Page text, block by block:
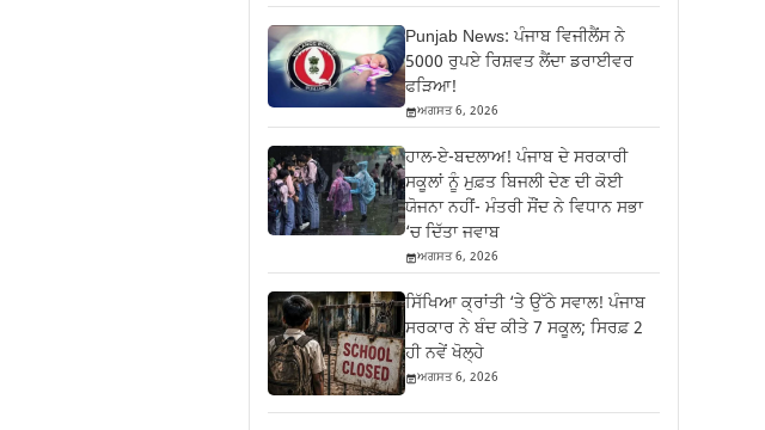
Punjab News: ਪੰਜਾਬ ਵਿਜੀਲੈਂਸ ਨੇ
5000 ਰੁਪਏ ਰਿਸ਼ਵਤ ਲੈਂਦਾ ਡਰਾਈਵਰ
ਫੜਿਆ!
ਅਗਸਤ 6, 2026
ਹਾਲ-ਏ-ਬਦਲਾਅ! ਪੰਜਾਬ ਦੇ ਸਰਕਾਰੀ
ਸਕੂਲਾਂ ਨੂੰ ਮੁਫ਼ਤ ਬਿਜਲੀ ਦੇਣ ਦੀ ਕੋਈ
ਯੋਜਨਾ ਨਹੀਂ- ਮੰਤਰੀ ਸੌਂਦ ਨੇ ਵਿਧਾਨ ਸਭਾ
‘ਚ ਦਿੱਤਾ ਜਵਾਬ
ਅਗਸਤ 6, 2026
ਸਿੱਖਿਆ ਕ੍ਰਾਂਤੀ ‘ਤੇ ਉੱਠੇ ਸਵਾਲ! ਪੰਜਾਬ
ਸਰਕਾਰ ਨੇ ਬੰਦ ਕੀਤੇ 7 ਸਕੂਲ; ਸਿਰਫ਼ 2
ਹੀ ਨਵੇਂ ਖੋਲ੍ਹੇ
ਅਗਸਤ 6, 2026